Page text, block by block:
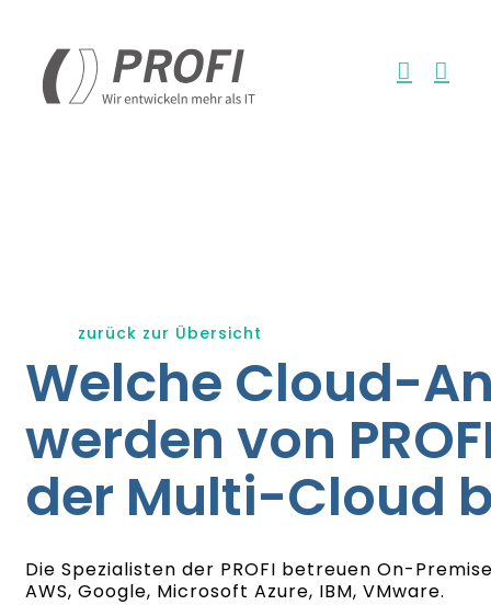
springen
zurück zur Übersicht
Welche Cloud-
werden von
der Multi-Cloud
Die Spezialisten der PROFI betreuen On-
AWS, Google, Microsoft Azure, IBM, VMware.